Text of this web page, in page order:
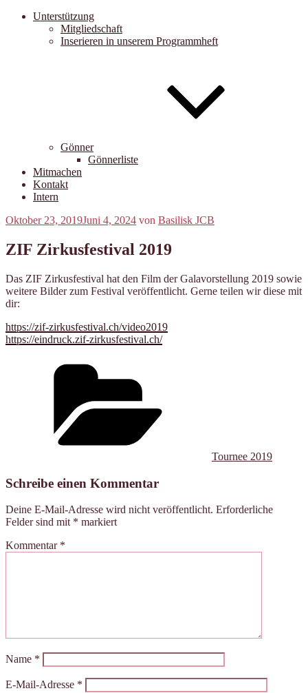
Unterstützung
Mitgliedschaft
Inserieren in unserem Programmheft
Gönner
Gönnerliste
Mitmachen
Kontakt
Intern
Veröffentlicht
Oktober 23, 2019Juni 4, 2024 von Basilisk JCB
ZIF Zirkusfestival 2019
Das ZIF Zirkusfestival hat den Film der Galavorstellung 2019 sowie
weitere Bilder zum Festival veröffentlicht. Gerne teilen wir diese mit
dir:
https://zif-zirkusfestival.ch/video2019
https://eindruck.zif-zirkusfestival.ch/
Tournee 2019
Schreibe einen Kommentar
Deine E-Mail-Adresse wird nicht veröffentlicht. Erforderliche
Felder sind mit * markiert
Kommentar *
Name *
E-Mail-Adresse *